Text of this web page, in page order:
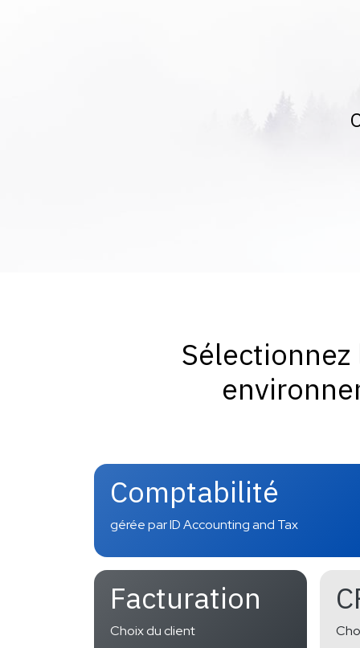
Comptabilité
gérée par ID Accounting and Tax
Facturation
Choix du client